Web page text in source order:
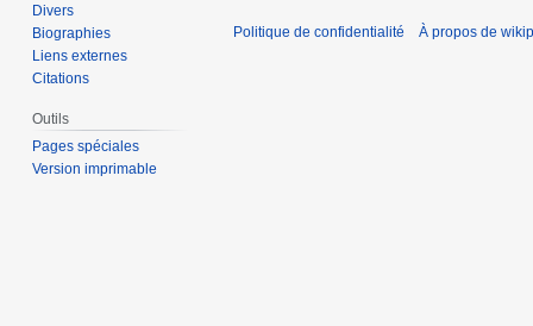
Divers
Biographies
Liens externes
Citations
Outils
Pages spéciales
Version imprimable
Politique de confidentialité À propos de